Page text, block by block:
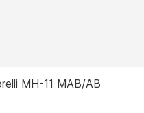
MH-11 MAB/AB